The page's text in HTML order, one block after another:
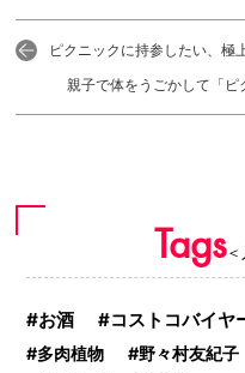
ピクニックに持参したい、極
親子で体をうごかして「ピ
Tags＜
お酒 コストコバイヤ
多肉植物
野々村友紀子